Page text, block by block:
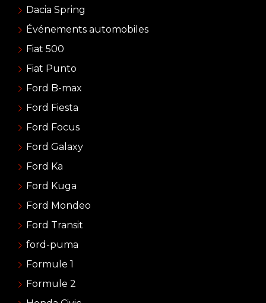
Dacia Spring
Événements automobiles
Fiat 500
Fiat Punto
Ford B-max
Ford Fiesta
Ford Focus
Ford Galaxy
Ford Ka
Ford Kuga
Ford Mondeo
Ford Transit
ford-puma
Formule 1
Formule 2